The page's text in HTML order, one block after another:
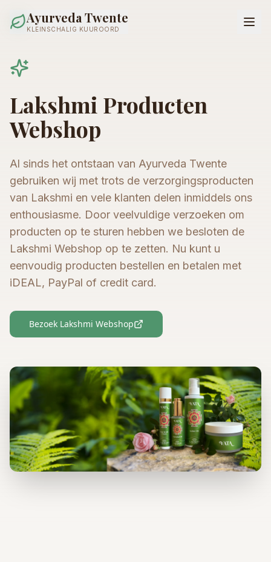
Ayurveda Twente
KLEINSCHALIG KUUROORD
Lakshmi Producten
Webshop
Al sinds het ontstaan van Ayurveda Twente
gebruiken wij met trots de verzorgingsproducten
van Lakshmi en vele klanten delen inmiddels ons
enthousiasme. Door veelvuldige verzoeken om
producten op te sturen hebben we besloten de
Lakshmi Webshop op te zetten. Nu kunt u
eenvoudig producten bestellen en betalen met
iDEAL, PayPal of credit card.
Bezoek Lakshmi Webshop